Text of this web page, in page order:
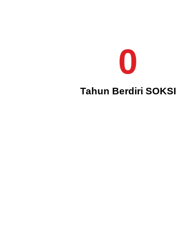
Tahun Berdiri SOKSI
0